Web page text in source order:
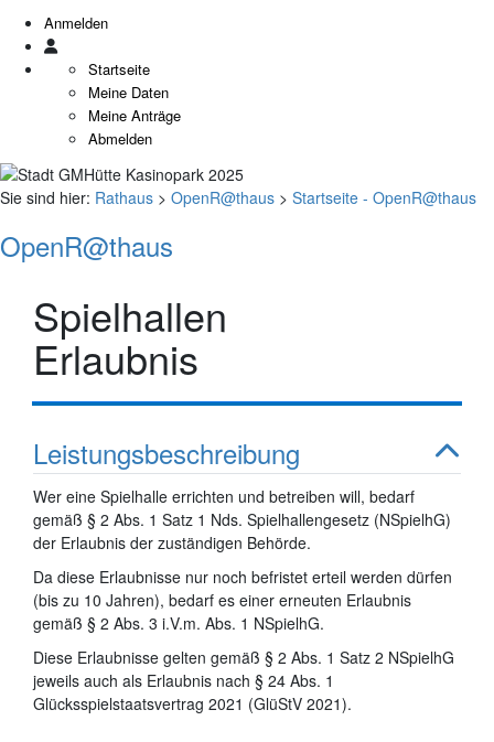
Anmelden
Startseite
Meine Daten
Meine Anträge
Abmelden
Sie sind hier: Rathaus > OpenR@thaus > Startseite - OpenR@thaus
OpenR@thaus
Spielhallen
Erlaubnis
Leistungsbeschreibung
Wer eine Spielhalle errichten und betreiben will, bedarf
gemäß § 2 Abs. 1 Satz 1 Nds. Spielhallengesetz (NSpielhG)
der Erlaubnis der zuständigen Behörde.
Da diese Erlaubnisse nur noch befristet erteil werden dürfen
(bis zu 10 Jahren), bedarf es einer erneuten Erlaubnis
gemäß § 2 Abs. 3 i.V.m. Abs. 1 NSpielhG.
Diese Erlaubnisse gelten gemäß § 2 Abs. 1 Satz 2 NSpielhG
jeweils auch als Erlaubnis nach § 24 Abs. 1
Glücksspielstaatsvertrag 2021 (GlüStV 2021).